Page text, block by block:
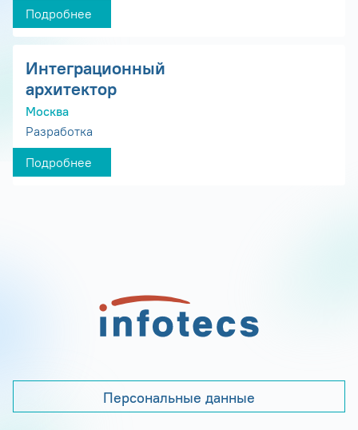
Подробнее
Интеграционный
архитектор
Москва
Разработка
Подробнее
Персональные данные